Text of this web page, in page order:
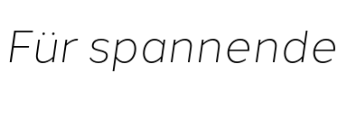
spannende